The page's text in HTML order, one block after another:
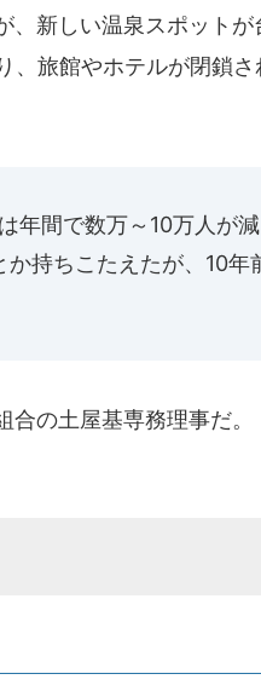
、新しい温泉スポット
、旅館やホテルが閉鎖
年間で数万～10万人が
持ちこたえたが、10年
の土屋基専務理事だ。